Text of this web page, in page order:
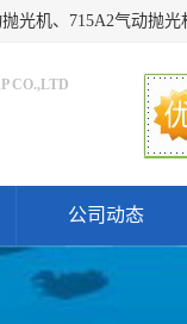
CO.,LTD
公司动态